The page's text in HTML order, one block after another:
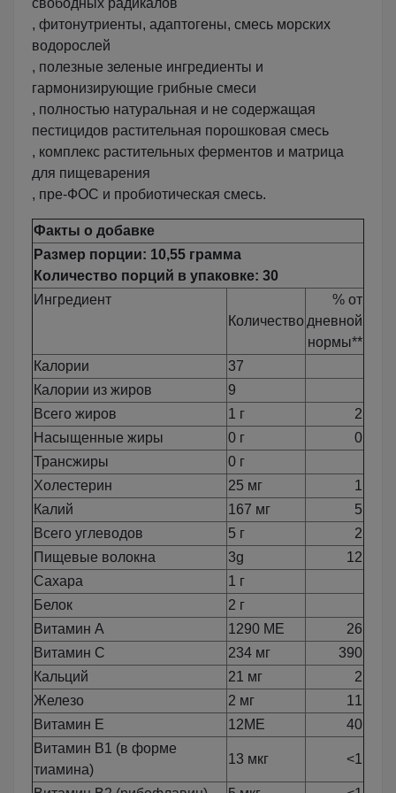
, фитонутриенты, адаптогены, смесь морских
водорослей
, полезные зеленые ингредиенты и
гармонизирующие грибные смеси
, полностью натуральная и не содержащая
пестицидов растительная порошковая смесь
, комплекс растительных ферментов и матрица
для пищеварения
, пре-ФОС и пробиотическая смесь.
Факты о добавке
Размер порции: 10,55 грамма
Количество порций в упаковке: 30
Ингредиент
Количество
% от
дневной
нормы**
Калории
37
Калории из жиров
9
Всего жиров
1 г
2
Насыщенные жиры
0 г
0
Трансжиры
0 г
Холестерин
25 мг
1
Калий
167 мг
5
Всего углеводов
5 г
2
Пищевые волокна
3g
12
Сахара
1 г
Белок
2 г
Витамин А
1290 МЕ
26
Витамин С
234 мг
390
Кальций
21 мг
2
Железо
2 мг
11
Витамин Е
12МЕ
40
Витамин B1 (в форме
тиамина)
13 мкг <1